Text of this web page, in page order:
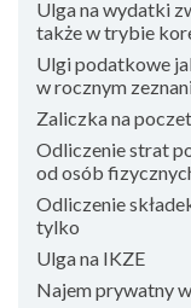
Ulga na wydatki
także w trybie
Ulgi podatkowe
w rocznym
Zaliczka na
Odliczenie strat
od osób
Odliczenie
tylko
Ulga na IKZE
Najem prywatny